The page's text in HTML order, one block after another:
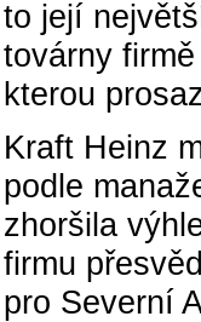
to její
továrny
kterou
Kraft Heinz
podle
zhoršila
firmu
pro Severní